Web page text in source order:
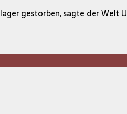
gestorben, sagte der Welt